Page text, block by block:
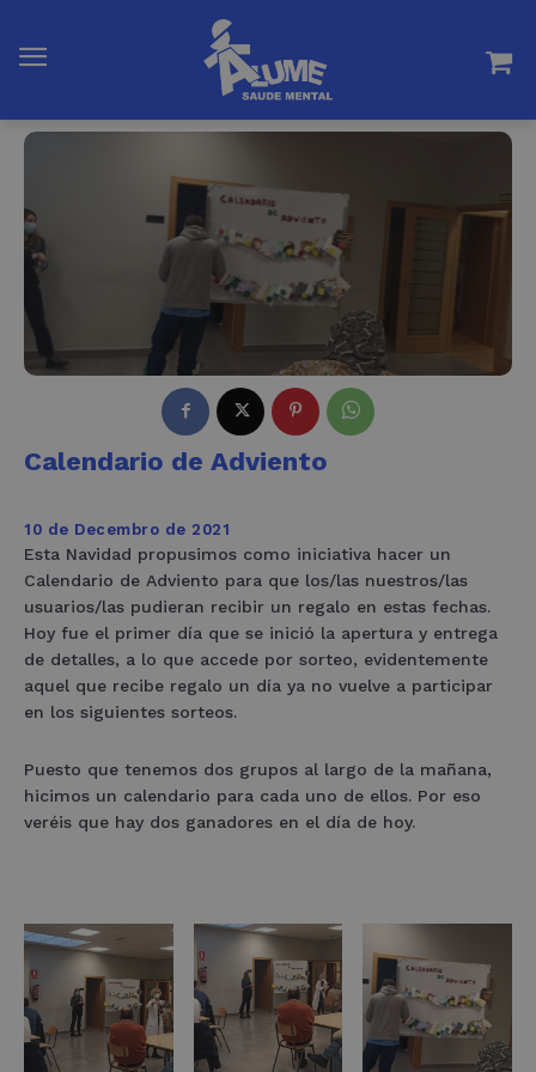
Calendario de Adviento
10 de Decembro de 2021
Esta Navidad propusimos como iniciativa hacer un
Calendario de Adviento para que los/las nuestros/las
usuarios/las pudieran recibir un regalo en estas fechas.
Hoy fue el primer día que se inició la apertura y entrega
de detalles, a lo que accede por sorteo, evidentemente
aquel que recibe regalo un día ya no vuelve a participar
en los siguientes sorteos.
Puesto que tenemos dos grupos al largo de la mañana,
hicimos un calendario para cada uno de ellos. Por eso
veréis que hay dos ganadores en el día de hoy.